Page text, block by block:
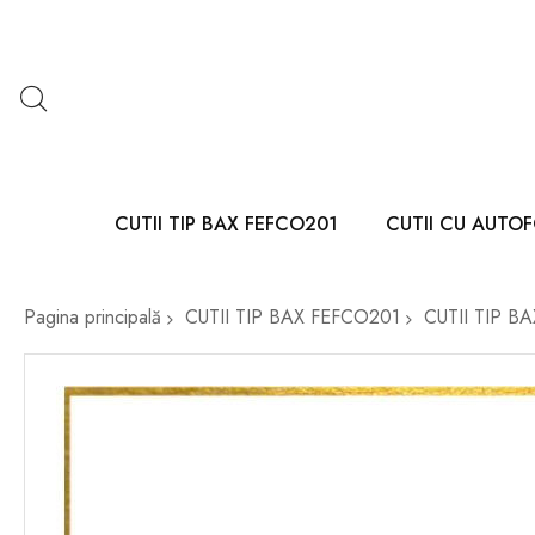
CUTII TIP BAX FEFCO201 CUTII CU
Pagina principală CUTII TIP BAX FEFCO201 CUTII TIP
Skip
the